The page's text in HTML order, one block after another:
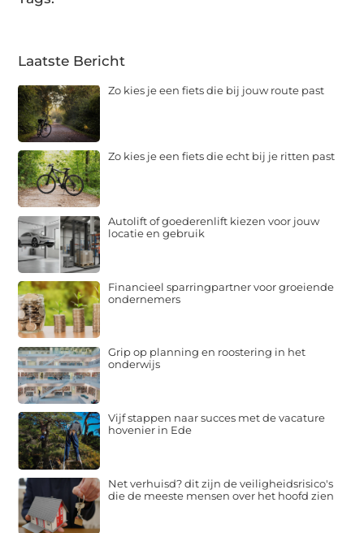
Laatste Bericht
Zo kies je een fiets die bij jouw route past
Zo kies je een fiets die echt bij je ritten past
Autolift of goederenlift kiezen voor jouw
locatie en gebruik
Financieel sparringpartner voor groeiende
ondernemers
Grip op planning en roostering in het
onderwijs
Vijf stappen naar succes met de vacature
hovenier in Ede
Net verhuisd? dit zijn de veiligheidsrisico's
die de meeste mensen over het hoofd zien